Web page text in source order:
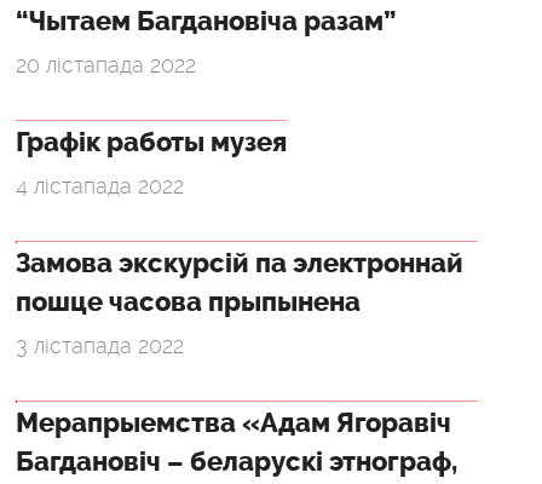
“Чытаем Багдановіча разам”
20 лістапада 2022
Графік работы музея
4 лістапада 2022
Замова экскурсій па электроннай
пошце часова прыпынена
3 лістапада 2022
Мерапрыемства «Адам Ягоравіч
Багдановіч – беларускі этнограф,